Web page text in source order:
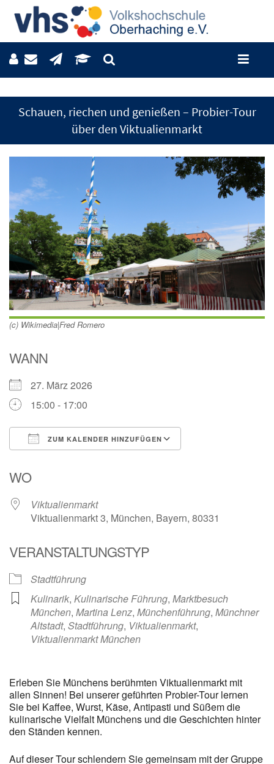
Schauen, riechen und genießen – Probier-Tour
über den Viktualienmarkt
(c) Wikimedia|Fred Romero
WANN
27. März 2026
15:00 - 17:00
ZUM KALENDER HINZUFÜGEN
WO
Viktualienmarkt
Viktualienmarkt 3, München, Bayern, 80331
VERANSTALTUNGSTYP
Stadtführung
Kulinarik, Kulinarische Führung, Marktbesuch
München, Martina Lenz, Münchenführung, Münchner
Altstadt, Stadtführung, Viktualienmarkt,
Viktualienmarkt München
Erleben Sie Münchens berühmten Viktualienmarkt mit
allen Sinnen! Bei unserer geführten Probier-Tour lernen
Sie bei Kaffee, Wurst, Käse, Antipasti und Süßem die
kulinarische Vielfalt Münchens und die Geschichten hinter
den Ständen kennen.
Auf dieser Tour schlendern Sie gemeinsam mit der Gruppe